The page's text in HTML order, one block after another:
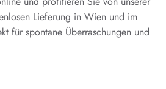
Lieferung in Wien und im
für spontane Überraschungen und